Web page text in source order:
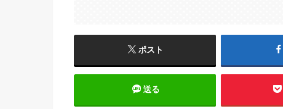
ポスト
送る